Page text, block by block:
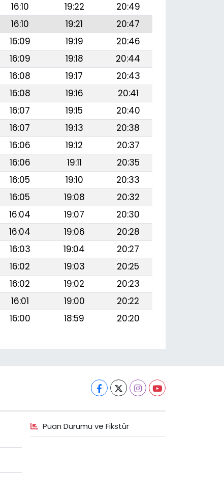
16:10 19:22
20:49
16:10 19:21
20:47
16:09 19:19
20:46
16:09 19:18
20:44
16:08 19:17
20:43
16:08 19:16
20:41
16:07 19:15
20:40
16:07 19:13
20:38
16:06 19:12
20:37
16:06 19:11
20:35
16:05 19:10
20:33
16:05 19:08
20:32
16:04 19:07
20:30
16:04 19:06
20:28
16:03 19:04
20:27
16:02 19:03
20:25
16:02 19:02
20:23
16:01 19:00
20:22
16:00 18:59 20:20
Puan Durumu ve Fikstür